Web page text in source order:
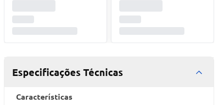
Especificações Técnicas
Características